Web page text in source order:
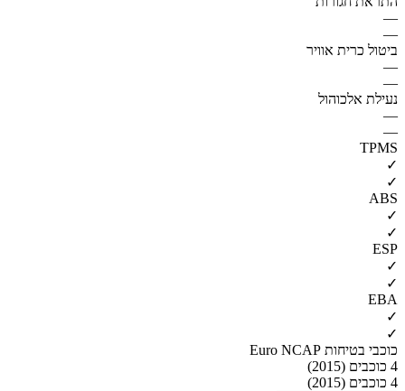
—
—
ביטול כרית אוויר
—
—
נעילת אלכוהול
—
—
TPMS
✓
✓
ABS
✓
✓
ESP
✓
✓
EBA
✓
✓
כוכבי בטיחות Euro NCAP
4 כוכבים (2015)
4 כוכבים (2015)